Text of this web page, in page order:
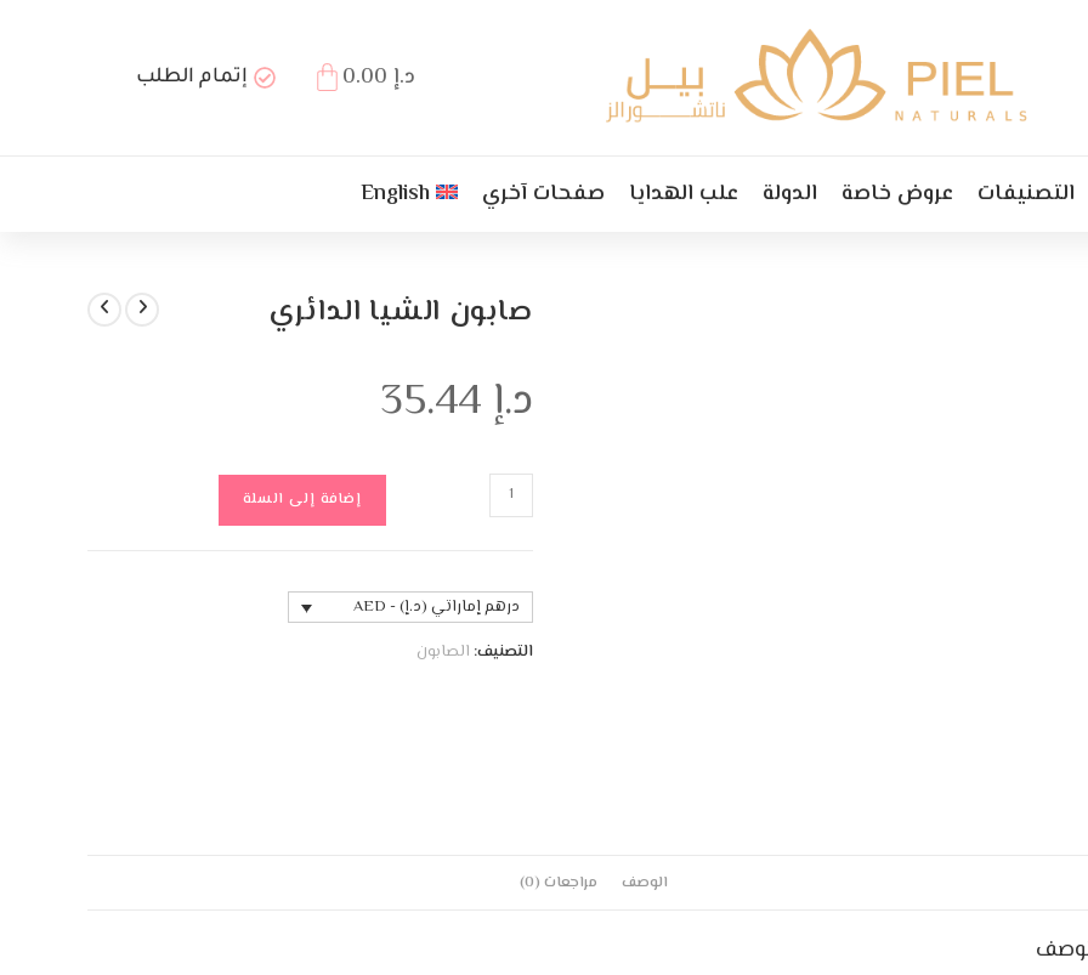
د.إ إتمام الطلب
التصنيفات عروض خاصة الدولة علب الهدايا صفحات آخري English
صابون الشيا الدائري
د.إ
إضافة إلى السلة
درهم إماراتي (د.إ) - AED
التصنيف: الصابون
الوصف مراجعات (0)